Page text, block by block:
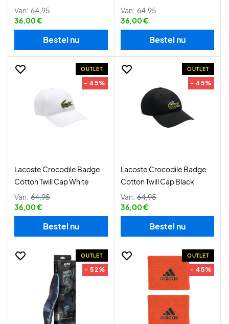
Van: 64,95
36,00 €
Bestel nu
Van: 64,95
36,00 €
Bestel nu
OUTLET
- 45%
Lacoste Crocodile Badge
Cotton Twill Cap White
Van: 64,95
36,00 €
Bestel nu
OUTLET
- 45%
Lacoste Crocodile Badge
Cotton Twill Cap Black
Van: 64,95
36,00 €
Bestel nu
OUTLET
- 52%
OUTLET
- 45%